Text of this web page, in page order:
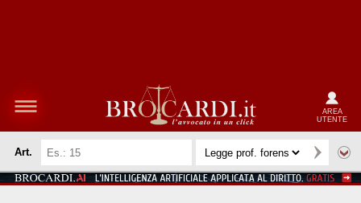
AREA
UTENTE
Art.